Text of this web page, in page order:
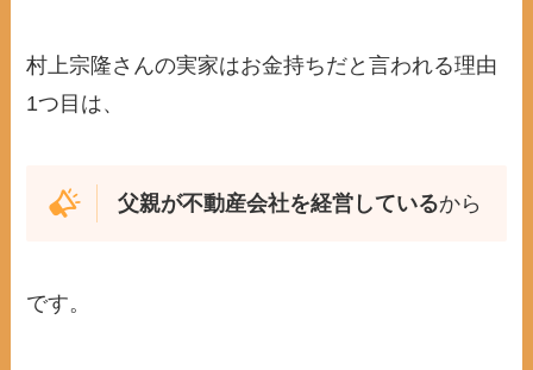
村上宗隆さんの実家はお金持ちだと言われる理由
1つ目は、
父親が不動産会社を経営しているから
です。